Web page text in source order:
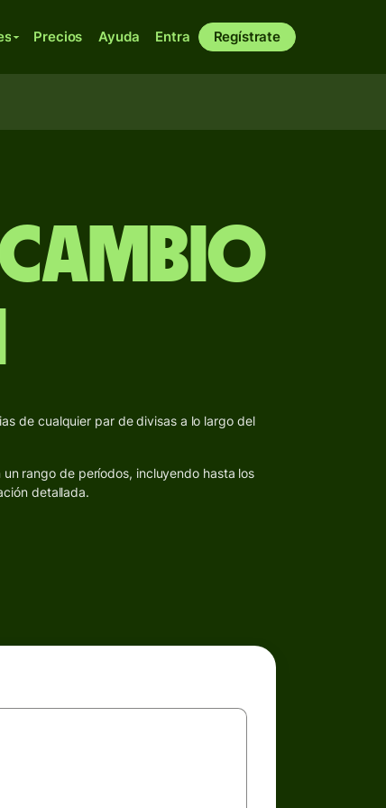
Precios Ayuda Entra Regístrate
de cualquier par de divisas a lo largo del
rango de períodos, incluyendo hasta los
detallada.